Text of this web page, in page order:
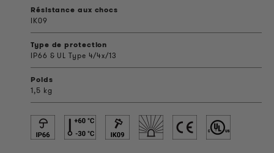
Résistance aux chocs
IK09
Type de protection
IP66 & UL Type 4/4x/13
Poids
1,5 kg